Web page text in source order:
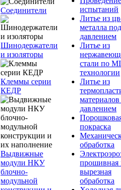
Соединители
Шинодержатели
и изоляторы
Клеммы серии
КЕДР
Выдвижные
модули НКУ
блочно-
модульной
испытаний
Литье из
металла под
давлением
Литье из
стали по
технологии
Литье из
давлением
покраска
обработка
прошивная
вырезная
обработка